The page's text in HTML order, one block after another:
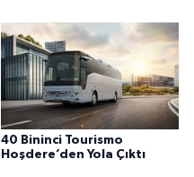
40 Bininci Tourismo
Hoşdere’den Yola Çıktı